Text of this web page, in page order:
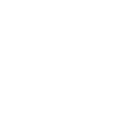
অনন্য দৃষ্টান্ত
মিস্ত্রী।